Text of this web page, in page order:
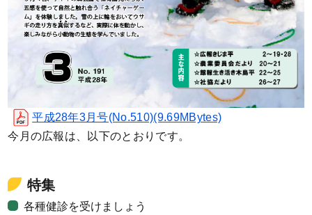
平成28年3月号(No.510)(9.69MBytes)
今月の広報は、以下のとおりです。
特集
各種健診を受けましょう